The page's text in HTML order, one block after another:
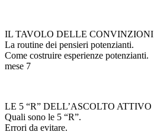
IL TAVOLO DELLE CONVINZIONI
La routine dei pensieri potenzianti.
Come costruire esperienze potenzianti.
mese 7
LE 5 “R” DELL’ASCOLTO ATTIVO
Quali sono le 5 “R”.
Errori da evitare.